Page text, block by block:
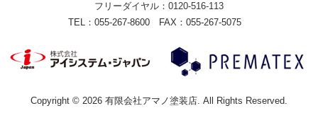
フリーダイヤル： 0120-516-113
TEL：055-267-8600 FAX：055-267-5075
Copyright © 2026 有限会社アマノ塗装店. All Rights Reserved.